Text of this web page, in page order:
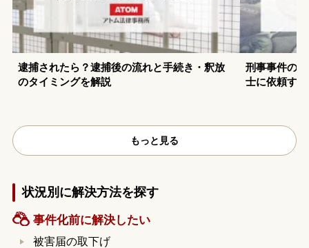
逮捕されたら？逮捕後の流れと手続き・釈放
のタイミングを解説
刑事事件の
士に依頼す
もっと見る
状況別に解決方法を探す
事件化前に解決したい
被害届の取下げ